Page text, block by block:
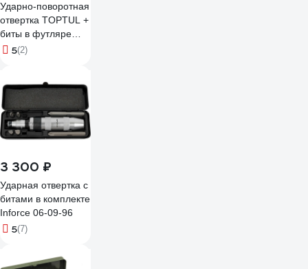
Ударно-поворотная
отвертка TOPTUL +
биты в футляре
GAAD0602
5(2)
3 300 ₽
Ударная отвертка с
битами в комплекте
Inforce 06-09-96
5(7)